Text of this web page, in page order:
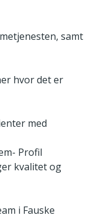
samt
hvor det er
med
Profil
kvalitet og
i Fauske